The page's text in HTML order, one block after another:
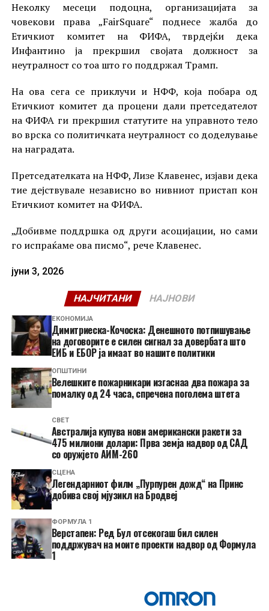
Неколку месеци подоцна, организацијата за
човекови права „FairSquare“ поднесе жалба до
Етичкиот комитет на ФИФА, тврдејќи дека
Инфантино ја прекршил својата должност за
неутралност со тоа што го поддржал Трамп.
На ова сега се приклучи и НФФ, која побара од
Етичкиот комитет да процени дали претседателот
на ФИФА ги прекршил статутите на управното тело
во врска со политичката неутралност со доделување
на наградата.
Претседателката на НФФ, Лизе Клавенес, изјави дека
тие дејствувале независно во нивниот пристап кон
Етичкиот комитет на ФИФА.
„Добивме поддршка од други асоцијации, но сами
го испраќаме ова писмо“, рече Клавенес.
јуни 3, 2026
НАЈЧИТАНИ НАЈНОВИ
ЕКОНОМИЈА
Димитриеска-Кочоска: Денешното потпишување
на договорите е силен сигнал за довербата што
ЕИБ и ЕБОР ја имаат во нашите политики
ОПШТИНИ
Велешките пожарникари изгаснаа два пожара за
помалку од 24 часа, спречена поголема штета
СВЕТ
Австралија купува нови американски ракети за
475 милиони долари: Прва земја надвор од САД
со оружјето АИМ-260
СЦЕНА
Легендарниот филм „Пурпурен дожд“ на Принс
добива свој мјузикл на Бродвеј
ФОРМУЛА 1
Верстапен: Ред Бул отсекогаш бил силен
поддржувач на моите проекти надвор од Формула
1